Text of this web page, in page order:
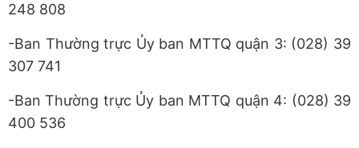
248 808
-Ban Thường trực Ủy ban MTTQ quận 3: (028) 39
307 741
-Ban Thường trực Ủy ban MTTQ quận 4: (028) 39
400 536